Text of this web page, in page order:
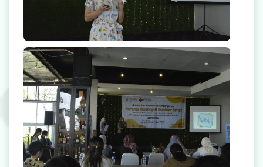
Video Edukasi Kesehatan
Majalah
Berita & Informasi Kesehatan
Kegiatan
Menu Lain-lain